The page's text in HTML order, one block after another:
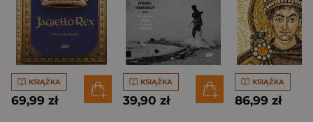
KSIĄŻKA
69,99 zł
KSIĄŻKA
39,90 zł
KSIĄŻKA
86,99 zł